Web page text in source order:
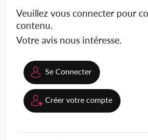
Veuillez vous connecter pour
contenu.
Votre avis nous intéresse.
Se Connecter
Créer votre compte